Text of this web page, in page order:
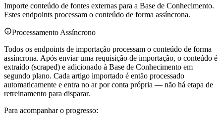
Importe conteúdo de fontes externas para a Base de Conhecimento.
Estes endpoints processam o conteúdo de forma assíncrona.
Processamento Assíncrono
Todos os endpoints de importação processam o conteúdo de forma
assíncrona. Após enviar uma requisição de importação, o conteúdo é
extraído (scraped) e adicionado à Base de Conhecimento em
segundo plano. Cada artigo importado é então processado
automaticamente e entra no ar por conta própria — não há etapa de
retreinamento para disparar.
Para acompanhar o progresso: